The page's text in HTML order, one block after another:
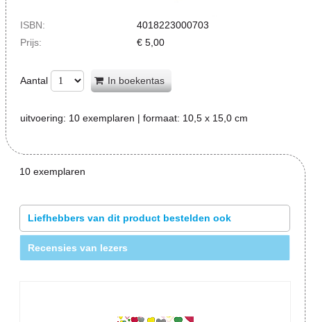
ISBN:
4018223000703
Prijs:
€5,00
Aantal In boekentas
uitvoering: 10 exemplaren | formaat: 10,5 x 15,0 cm
10 exemplaren
Liefhebbers van dit product bestelden ook
Recensies van lezers